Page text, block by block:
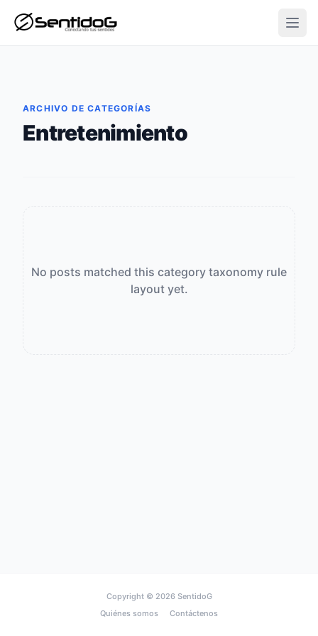
ARCHIVO DE CATEGORÍAS
Entretenimiento
No posts matched this category taxonomy rule
layout yet.
Copyright © 2026 SentidoG
Quiénes somos
Contáctenos